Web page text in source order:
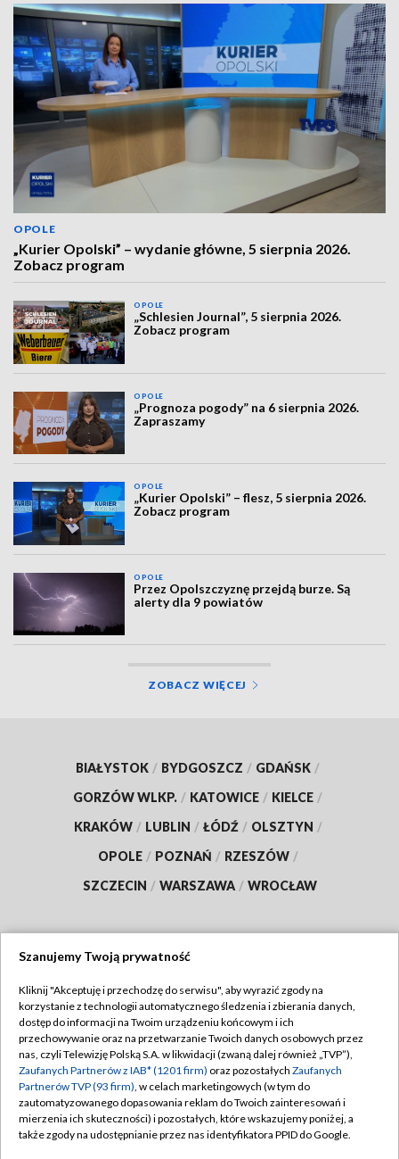
OPOLE
„Kurier Opolski” – wydanie główne, 5 sierpnia 2026.
Zobacz program
OPOLE
„Schlesien Journal”, 5 sierpnia 2026.
Zobacz program
OPOLE
„Prognoza pogody” na 6 sierpnia 2026.
Zapraszamy
OPOLE
„Kurier Opolski” – flesz, 5 sierpnia 2026.
Zobacz program
OPOLE
Przez Opolszczyznę przejdą burze. Są
alerty dla 9 powiatów
ZOBACZ WIĘCEJ
BIAŁYSTOK / BYDGOSZCZ / GDAŃSK /
GORZÓW WLKP. / KATOWICE / KIELCE /
KRAKÓW / LUBLIN / ŁÓDŹ / OLSZTYN /
OPOLE / POZNAŃ / RZESZÓW /
SZCZECIN / WARSZAWA / WROCŁAW
TVP
Abonament TVP
Emisja w TVP
Centrum informacji TVP
Naziemna Telewizja Cyfrowa
Regulamin TVP
Polityka prywatności
Moje zgody
Pomoc
Szanujemy Twoją prywatność
Kliknij "Akceptuję i przechodzę do serwisu", aby wyrazić zgody na
korzystanie z technologii automatycznego śledzenia i zbierania danych,
dostęp do informacji na Twoim urządzeniu końcowym i ich
przechowywanie oraz na przetwarzanie Twoich danych osobowych przez
nas, czyli Telewizję Polską S.A. w likwidacji (zwaną dalej również „TVP”),
Zaufanych Partnerów z IAB* (1201 firm) oraz pozostałych Zaufanych
Partnerów TVP (93 firm), w celach marketingowych (w tym do
zautomatyzowanego dopasowania reklam do Twoich zainteresowań i
mierzenia ich skuteczności) i pozostałych, które wskazujemy poniżej, a
także zgody na udostępnianie przez nas identyfikatora PPID do Google.